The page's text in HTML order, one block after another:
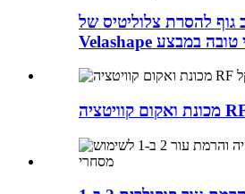
גוף להסרת צלוליטיס של